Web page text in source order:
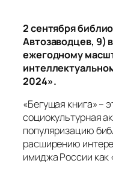
2 сентября
Автозаводцев, 9)
ежегодному
2024».
«Бегущая книга» –
социокультурная
популяризацию
расширению
имиджа России